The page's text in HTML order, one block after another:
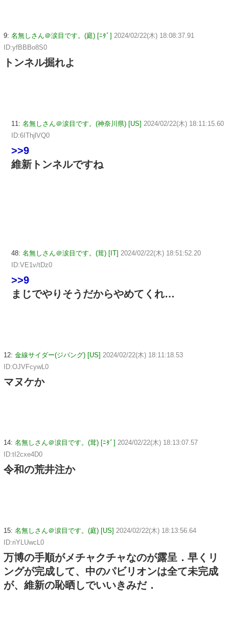
9: 名無しさん＠涙目です。(庭) [ﾆﾀﾞ] 2024/02/22(木) 18:08:37.91
ID:yfBBBo8S0
トンネル掘れよ
11: 名無しさん＠涙目です。(神奈川県) [US] 2024/02/22(木) 18:11:15.60
ID:6IThjlVQ0
>>9
維新トンネルですね
48: 名無しさん＠涙目です。(茸) [IT] 2024/02/22(木) 18:51:52.20
ID:VE1v/tDz0
>>9
まじでやりそうだからやめてくれ…
12: 金線サイダー(ジパング) [US] 2024/02/22(木) 18:11:18.53
ID:OJVFcywL0
マヌケか
14: 名無しさん＠涙目です。(茸) [ﾆﾀﾞ] 2024/02/22(木) 18:13:07.57
ID:tI2cxe4D0
令和の荒井注か
15: 名無しさん＠涙目です。(庭) [US] 2024/02/22(木) 18:13:56.64
ID:riYLUwcL0
万博の手順がメチャクチャなのが露呈．早くリ
ングが完成して、中のパビリオンは全て未完成
が、維新の恥晒しでいいきみだ．